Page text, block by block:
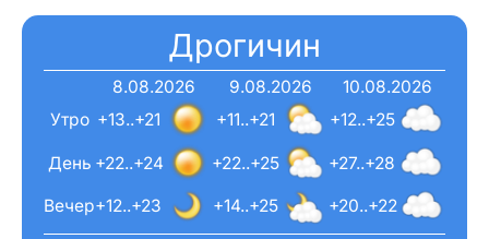
Дрогичин
8.08.2026
+13..+21
+22..+24
+12..+23
9.08.2026
+11..+21
+22..+25
+14..+25
10.08.2026
+12..+25
+27..+28
+20..+22
Вечер
День
Утро